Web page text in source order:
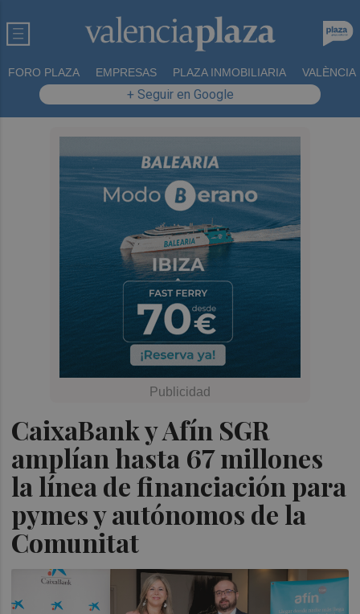
FORO PLAZA EMPRESAS PLAZA INMOBILIARIA VALÈNCIA
+ Seguir en Google
CaixaBank y Afín SGR
amplían hasta 67 millones
la línea de financiación para
pymes y autónomos de la
Comunitat